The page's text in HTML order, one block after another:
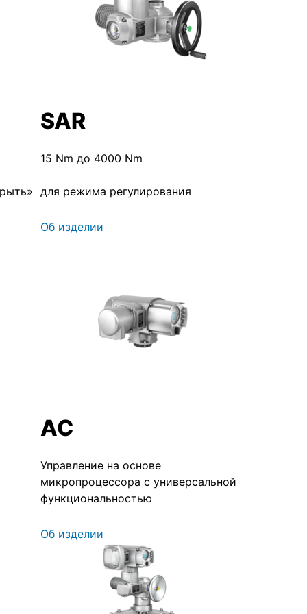
SAR
15 Nm до 4000 Nm
для режима регулирования
Об изделии
AC
Управление на основе
микропроцессора с универсальной
функциональностью
Об изделии